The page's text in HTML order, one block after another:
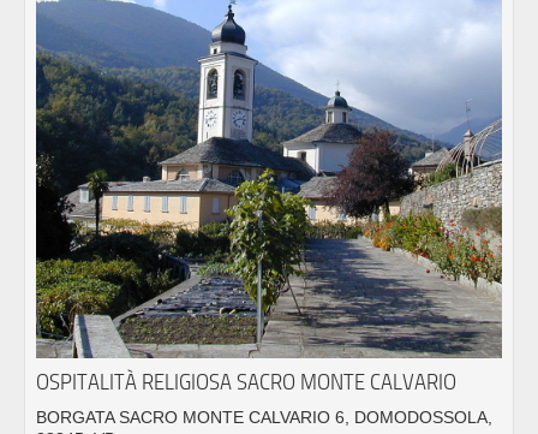
OSPITALITÀ RELIGIOSA SACRO MONTE CALVARIO
BORGATA SACRO MONTE CALVARIO 6, DOMODOSSOLA,